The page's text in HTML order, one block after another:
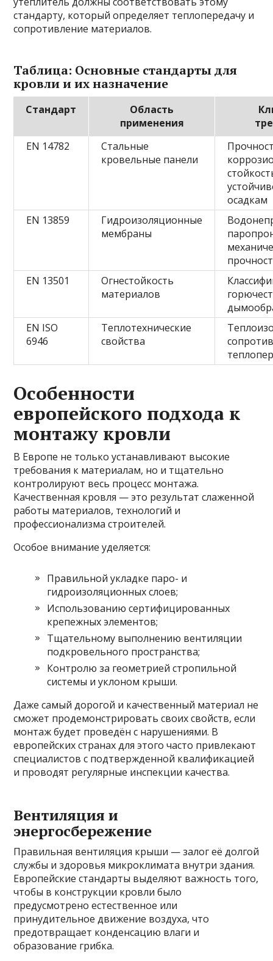
стандарту, который определяет теплопередачу и
сопротивление материалов.
Таблица: Основные стандарты для
кровли и их назначение
Стандарт
Область
применения
EN 14782
Стальные
кровельные панели
осадкам
EN 13859
Гидроизоляционные
мембраны
EN 13501
Огнестойкость
материалов
EN ISO
6946
Теплотехнические
свойства
Особенности
европейского подхода к
монтажу кровли
В Европе не только устанавливают высокие
требования к материалам, но и тщательно
контролируют весь процесс монтажа.
Качественная кровля — это результат слаженной
работы материалов, технологий и
профессионализма строителей.
Особое внимание уделяется:
Правильной укладке паро- и
гидроизоляционных слоев;
Использованию сертифицированных
крепежных элементов;
Тщательному выполнению вентиляции
подкровельного пространства;
Контролю за геометрией стропильной
системы и уклоном крыши.
Даже самый дорогой и качественный материал не
сможет продемонстрировать своих свойств, если
монтаж будет проведён с нарушениями. В
европейских странах для этого часто привлекают
специалистов с подтвержденной квалификацией
и проводят регулярные инспекции качества.
Вентиляция и
энергосбережение
Правильная вентиляция крыши — залог её долгой
службы и здоровья микроклимата внутри здания.
Европейские стандарты выделяют важность того,
чтобы в конструкции кровли было
предусмотрено естественное или
принудительное движение воздуха, что
предотвращает конденсацию влаги и
образование грибка.